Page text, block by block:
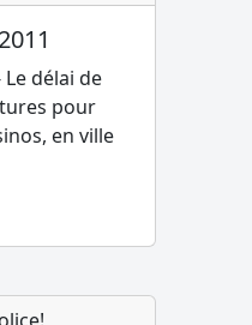
Le délai de
pour
en ville